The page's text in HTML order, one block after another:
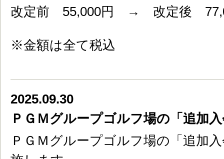
改定前 55,000円 → 改定後
※金額は全て税込
2025.09.30
ＰＧＭグループゴルフ場の「追加
ＰＧＭグループゴルフ場の「追加